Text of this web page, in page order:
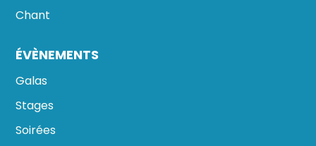
Chant
ÉVÈNEMENTS
Galas
Stages
Soirées